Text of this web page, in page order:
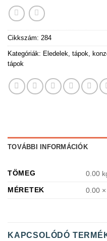
Cikkszám: 284
Kategóriák: Eledelek, tápok,
tápok
TOVÁBBI INFORMÁCIÓK
TÖMEG
0.00
MÉRETEK
0.00
KAPCSOLÓDÓ